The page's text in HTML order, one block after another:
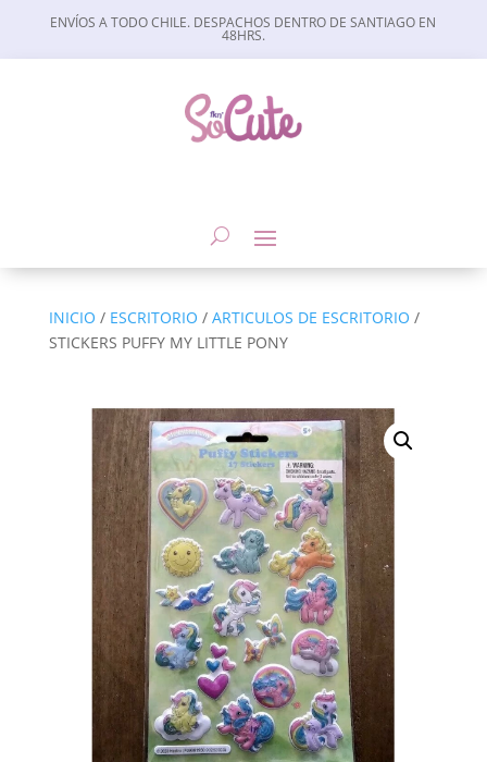
ENVÍOS A TODO CHILE. DESPACHOS DENTRO DE SANTIAGO EN
48HRS.
INICIO / ESCRITORIO / ARTICULOS DE ESCRITORIO /
STICKERS PUFFY MY LITTLE PONY